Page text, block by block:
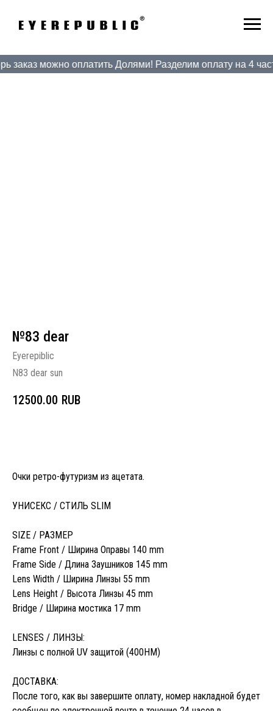
заказ можно оплатить Долями! Разделим оплату на 4
№83 dear
Eyerepiblic
N83 dear sun
12500.00 RUB
Очки ретро-футуризм из ацетата.
УНИСЕКС / СТИЛЬ SLIM
SIZE / РАЗМЕР
Frame Front / Ширина Оправы 140 mm
Frame Side / Длина Заушников 145 mm
Lens Width / Ширина Линзы 55 mm
Lens Height / Высота Линзы 45 mm
Bridge / Ширина мостика 17 mm
LENSES / ЛИНЗЫ:
Линзы с полной UV защитой (400HM)
ДОСТАВКА:
После того, как вы завершите оплату, номер накладной будет